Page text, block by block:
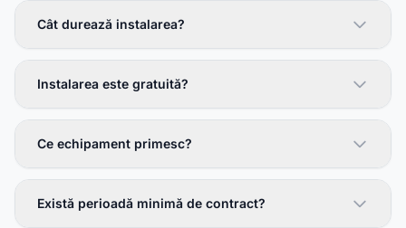
Cât durează instalarea?
Instalarea este gratuită?
Ce echipament primesc?
Există perioadă minimă de contract?